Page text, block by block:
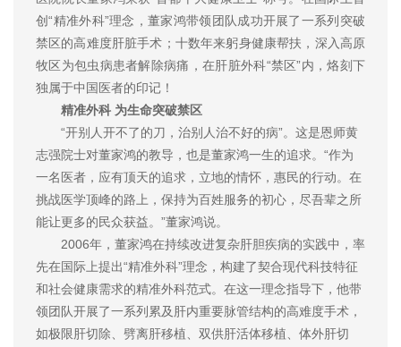
创“精准外科”理念，董家鸿带领团队成功开展了一系列突破
禁区的高难度肝脏手术；十数年来躬身健康帮扶，深入高原
牧区为包虫病患者解除病痛，在肝脏外科“禁区”内，烙刻下
独属于中国医者的印记！
精准外科 为生命突破禁区
“开别人开不了的刀，治别人治不好的病”。这是恩师黄
志强院士对董家鸿的教导，也是董家鸿一生的追求。“作为
一名医者，应有顶天的追求，立地的情怀，惠民的行动。在
挑战医学顶峰的路上，保持为百姓服务的初心，尽吾辈之所
能让更多的民众获益。”董家鸿说。
2006年，董家鸿在持续改进复杂肝胆疾病的实践中，率
先在国际上提出“精准外科”理念，构建了契合现代科技特征
和社会健康需求的精准外科范式。在这一理念指导下，他带
领团队开展了一系列累及肝内重要脉管结构的高难度手术，
如极限肝切除、劈离肝移植、双供肝活体移植、体外肝切